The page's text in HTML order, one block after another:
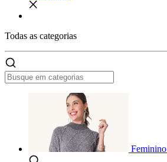
Todas as categorias
Feminino